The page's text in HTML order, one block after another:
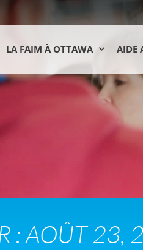
LA FAIM À OTTAWA AIDE
: AOÛT 23,